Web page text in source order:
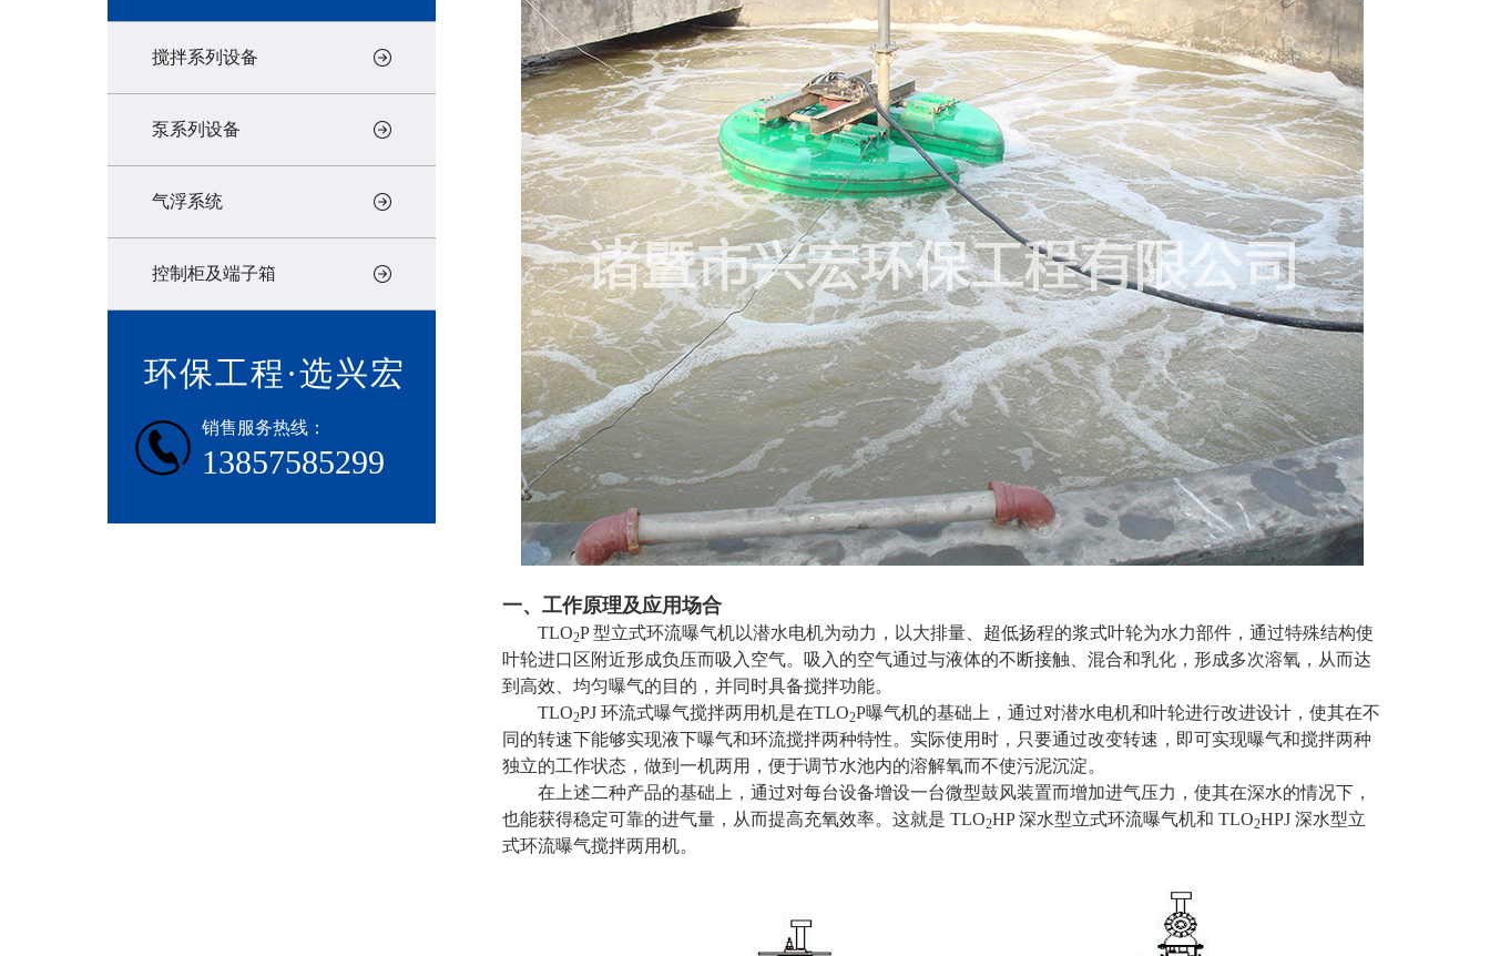
搅拌系列设备
泵系列设备
气浮系统
控制柜及端子箱
环保工程·选兴宏
销售服务热线：
13857585299
一、工作原理及应用场合
TLO2P 型立式环流曝气机以潜水电机为动力，以大排量、超低扬程的浆式叶轮为水力部件，通过特殊结构使
叶轮进口区附近形成负压而吸入空气。吸入的空气通过与液体的不断接触、混合和乳化，形成多次溶氧，从而达
到高效、均匀曝气的目的，并同时具备搅拌功能。
TLO2PJ 环流式曝气搅拌两用机是在TLO2P曝气机的基础上，通过对潜水电机和叶轮进行改进设计，使其在不
同的转速下能够实现液下曝气和环流搅拌两种特性。实际使用时，只要通过改变转速，即可实现曝气和搅拌两种
独立的工作状态，做到一机两用，便于调节水池内的溶解氧而不使污泥沉淀。
在上述二种产品的基础上，通过对每台设备增设一台微型鼓风装置而增加进气压力，使其在深水的情况下，
也能获得稳定可靠的进气量，从而提高充氧效率。这就是 TLO2HP 深水型立式环流曝气机和 TLO2HPJ 深水型立
式环流曝气搅拌两用机。